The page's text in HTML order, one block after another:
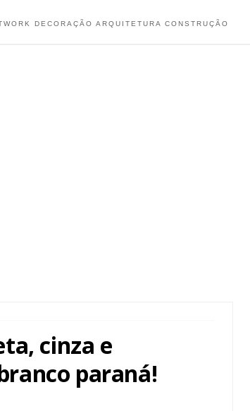
DECORAÇÃO ARQUITETURA CONSTRUÇÃO
cinza e
paraná!